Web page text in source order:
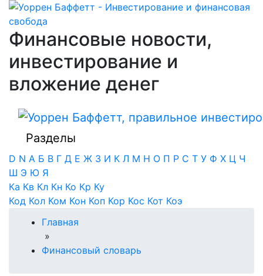
Финансовые новости,
инвестирование и
вложение денег
Разделы
D N А Б В Г Д Е Ж З И К Л М Н О П Р С Т У Ф Х Ц Ч
Ш Э Ю Я
Ка Кв Кл Кн Ко Кр Ку
Код Кол Ком Кон Коп Кор Кос Кот Коэ
Главная
»
Финансовый словарь